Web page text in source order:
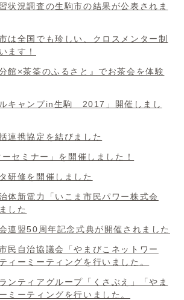
状況調査の生駒市の結果が公表されま
は全国でも珍しい、クロスメンター制
ます！
館×茶筌のふるさと』でお茶会を体験
ルキャンプin生駒 2017」開催しまし
連携協定を結びました
ーセミナー」を開催しました！
研修を開催しました
体新電力「いこま市民パワー株式会
した
連盟50周年記念式典が開催されました
民自治協議会「やまびこネットワー
ィーミーティングを行いました。
ンティアグループ「くさぶえ」「やま
ミーティングを行いました。